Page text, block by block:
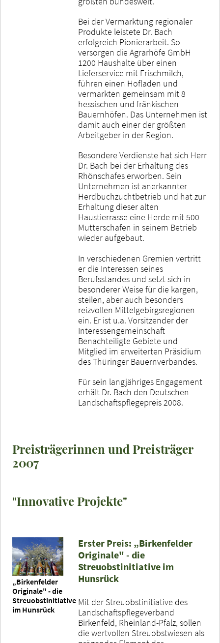
Bei der Vermarktung regionaler
Produkte leistete Dr. Bach
erfolgreich Pionierarbeit. So
versorgen die Agrarhöfe GmbH
1200 Haushalte über einen
Lieferservice mit Frischmilch,
führen einen Hofladen und
vermarkten gemeinsam mit 8
hessischen und fränkischen
Bauernhöfen. Das Unternehmen ist
damit auch einer der größten
Arbeitgeber in der Region.
Besondere Verdienste hat sich Herr
Dr. Bach bei der Erhaltung des
Rhönschafes erworben. Sein
Unternehmen ist anerkannter
Herdbuchzuchtbetrieb und hat zur
Erhaltung dieser alten
Haustierrasse eine Herde mit 500
Mutterschafen in seinem Betrieb
wieder aufgebaut.
In verschiedenen Gremien vertritt
er die Interessen seines
Berufsstandes und setzt sich in
besonderer Weise für die kargen,
steilen, aber auch besonders
reizvollen Mittelgebirgsregionen
ein. Er ist u.a. Vorsitzender der
Interessengemeinschaft
Benachteiligte Gebiete und
Mitglied im erweiterten Präsidium
des Thüringer Bauernverbandes.
Für sein langjähriges Engagement
erhält Dr. Bach den Deutschen
Landschaftspflegepreis 2008.
Preisträgerinnen und Preisträger
2007
"Innovative Projekte"
„Birkenfelder
Originale" - die
Streuobstinitiative
im Hunsrück
Erster Preis: „Birkenfelder
Originale" - die
Streuobstinitiative im
Hunsrück
Mit der Streuobstinitiative des
Landschaftspflegeverband
Birkenfeld, Rheinland-Pfalz, sollen
die wertvollen Streuobstwiesen als